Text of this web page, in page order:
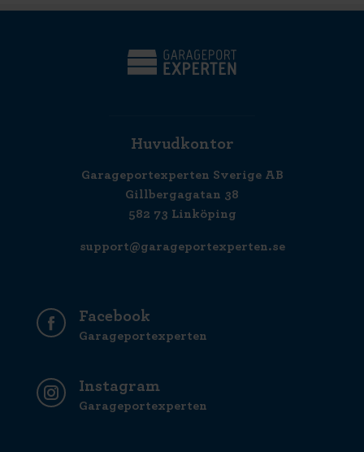
Huvudkontor
Garageportexperten Sverige AB
Gillbergagatan 38
582 73 Linköping
support@garageportexperten.se
Facebook
Garageportexperten
Instagram
Garageportexperten